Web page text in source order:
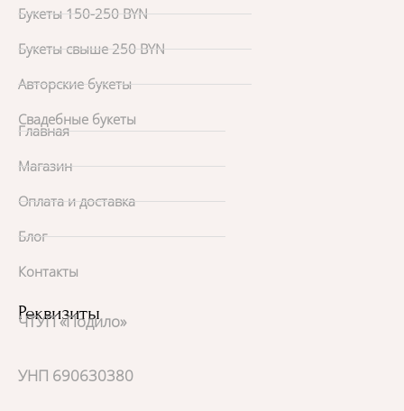
Букеты 150-250 BYN
Букеты свыше 250 BYN
Авторские букеты
Свадебные букеты
Главная
Магазин
Оплата и доставка
Блог
Контакты
Реквизиты
ЧТУП «Подило»
УНП 690630380